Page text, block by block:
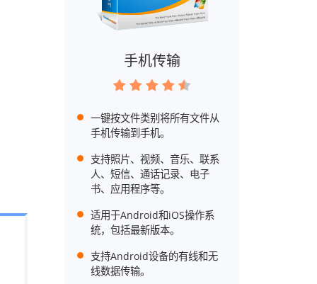
手机传输
一键按文件类别将所有文件从
手机传输到手机。
支持照片、视频、音乐、联系
人、短信、通话记录、电子
书、应用程序等。
适用于Android和iOS操作系
统，包括最新版本。
支持Android设备的有线和无
线数据传输。